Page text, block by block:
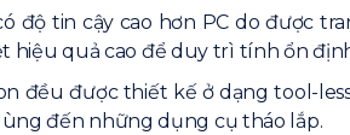
độ tin cậy cao hơn PC do được
hiệu quả cao để duy trì tính ổn
đều được thiết kế ở dạng tool-
đến những dụng cụ tháo lắp.